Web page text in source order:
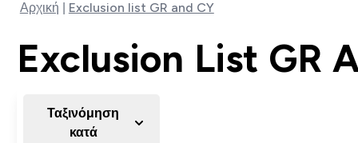
Αρχική Exclusion list GR and CY
Exclusion List GR
Ταξινόμηση
κατά